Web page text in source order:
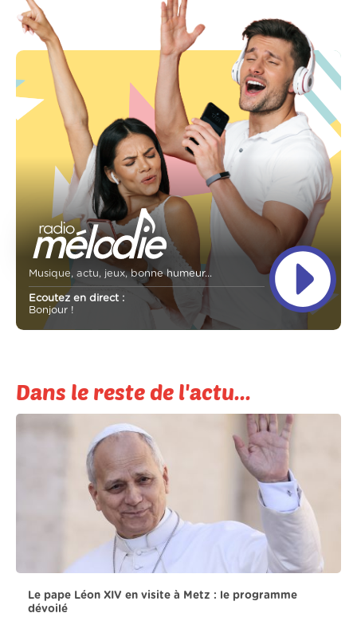
Musique, actu, jeux, bonne humeur...
Ecoutez en direct :
Bonjour !
Dans le reste de l'actu...
Le pape Léon XIV en visite à Metz : le programme
dévoilé